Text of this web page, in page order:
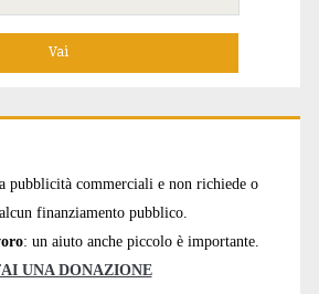
pubblicità commerciali e non richiede o
finanziamento pubblico.
: un aiuto anche piccolo è importante.
UNA DONAZIONE